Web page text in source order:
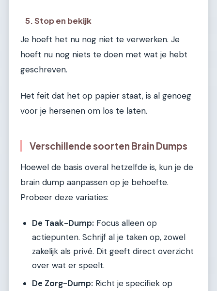
5. Stop en bekijk
Je hoeft het nu nog niet te verwerken. Je
hoeft nu nog niets te doen met wat je hebt
geschreven.
Het feit dat het op papier staat, is al genoeg
voor je hersenen om los te laten.
Verschillende soorten Brain Dumps
Hoewel de basis overal hetzelfde is, kun je de
brain dump aanpassen op je behoefte.
Probeer deze variaties:
De Taak-Dump: Focus alleen op
actiepunten. Schrijf al je taken op, zowel
zakelijk als privé. Dit geeft direct overzicht
over wat er speelt.
De Zorg-Dump: Richt je specifiek op